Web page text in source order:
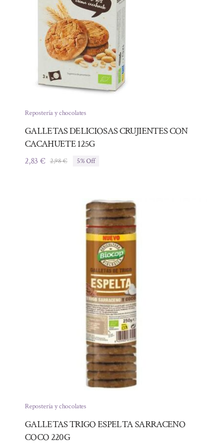
Repostería y chocolates
GALLETAS DELICIOSAS CRUJIENTES CON
CACAHUETE 125G
2,98€El
2,98 €.
2,83€
El
2,83 €.
5% Off
Repostería y chocolates
GALLETAS TRIGO ESPELTA SARRACENO
COCO 220G